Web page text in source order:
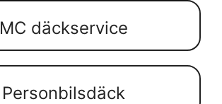
MC däckservice
Personbilsdäck